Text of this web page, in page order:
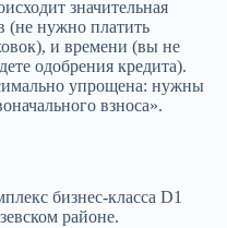
значительная
(не нужно платить
и времени (вы не
одобрения кредита).
упрощена: нужны
взноса».
бизнес-класса D1
районе.